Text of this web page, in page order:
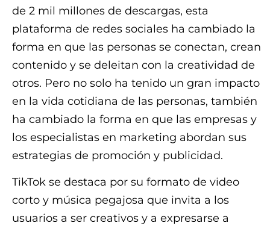
de 2 mil millones de descargas, esta
plataforma de redes sociales ha cambiado la
forma en que las personas se conectan, crean
contenido y se deleitan con la creatividad de
otros. Pero no solo ha tenido un gran impacto
en la vida cotidiana de las personas, también
ha cambiado la forma en que las empresas y
los especialistas en marketing abordan sus
estrategias de promoción y publicidad.
TikTok se destaca por su formato de video
corto y música pegajosa que invita a los
usuarios a ser creativos y a expresarse a